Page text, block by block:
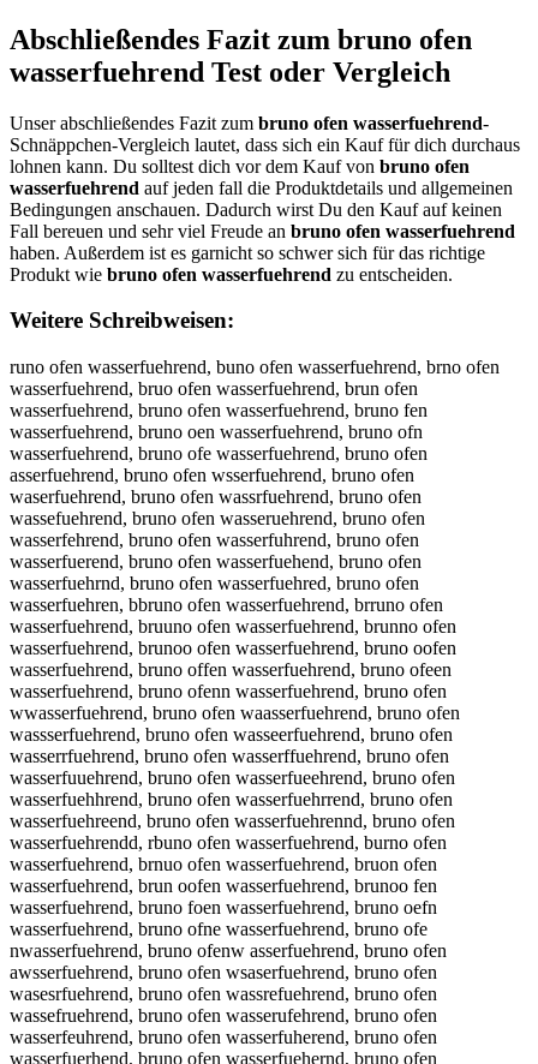
Abschließendes Fazit zum bruno ofen
wasserfuehrend Test oder Vergleich
Unser abschließendes Fazit zum bruno ofen wasserfuehrend-
Schnäppchen-Vergleich lautet, dass sich ein Kauf für dich durchaus
lohnen kann. Du solltest dich vor dem Kauf von bruno ofen
wasserfuehrend auf jeden fall die Produktdetails und allgemeinen
Bedingungen anschauen. Dadurch wirst Du den Kauf auf keinen
Fall bereuen und sehr viel Freude an bruno ofen wasserfuehrend
haben. Außerdem ist es garnicht so schwer sich für das richtige
Produkt wie bruno ofen wasserfuehrend zu entscheiden.
Weitere Schreibweisen:
runo ofen wasserfuehrend, buno ofen wasserfuehrend, brno ofen wasserfuehrend, bruo ofen wasserfuehrend, brun ofen wasserfuehrend, bruno ofen wasserfuehrend, bruno fen wasserfuehrend, bruno oen wasserfuehrend, bruno ofn wasserfuehrend, bruno ofe wasserfuehrend, bruno ofen asserfuehrend, bruno ofen wsserfuehrend, bruno ofen waserfuehrend, bruno ofen wassrfuehrend, bruno ofen wassefuehrend, bruno ofen wasseruehrend, bruno ofen wasserfehrend, bruno ofen wasserfuhrend, bruno ofen wasserfuerend, bruno ofen wasserfuehend, bruno ofen wasserfuehrnd, bruno ofen wasserfuehred, bruno ofen wasserfuehren, bbruno ofen wasserfuehrend, brruno ofen wasserfuehrend, bruuno ofen wasserfuehrend, brunno ofen wasserfuehrend, brunoo ofen wasserfuehrend, bruno oofen wasserfuehrend, bruno offen wasserfuehrend, bruno ofeen wasserfuehrend, bruno ofenn wasserfuehrend, bruno ofen wwasserfuehrend, bruno ofen waasserfuehrend, bruno ofen wassserfuehrend, bruno ofen wasseerfuehrend, bruno ofen wasserrfuehrend, bruno ofen wasserffuehrend, bruno ofen wasserfuuehrend, bruno ofen wasserfueehrend, bruno ofen wasserfuehhrend, bruno ofen wasserfuehrrend, bruno ofen wasserfuehreend, bruno ofen wasserfuehrennd, bruno ofen wasserfuehrendd, rbuno ofen wasserfuehrend, burno ofen wasserfuehrend, brnuo ofen wasserfuehrend, bruon ofen wasserfuehrend, brun oofen wasserfuehrend, brunoo fen wasserfuehrend, bruno foen wasserfuehrend, bruno oefn wasserfuehrend, bruno ofne wasserfuehrend, bruno ofe nwasserfuehrend, bruno ofenw asserfuehrend, bruno ofen awsserfuehrend, bruno ofen wsaserfuehrend, bruno ofen wasesrfuehrend, bruno ofen wassrefuehrend, bruno ofen wassefruehrend, bruno ofen wasserufehrend, bruno ofen wasserfeuhrend, bruno ofen wasserfuherend, bruno ofen wasserfuerhend, bruno ofen wasserfuehernd, bruno ofen wasserfuehrned, bruno ofen wasserfuehredn, brunoofen wasserfuehrend, bruno ofenwasserfuehrend, runo ofen wasserfuehrend, vruno ofen wasserfuehrend, fruno ofen wasserfuehrend, gruno ofen wasserfuehrend, hruno ofen wasserfuehrend, nruno ofen wasserfuehrend, beuno ofen wasserfuehrend, bduno ofen wasserfuehrend, bfuno ofen wasserfuehrend, bguno ofen wasserfuehrend, btuno ofen wasserfuehrend, b4uno ofen wasserfuehrend, b5uno ofen wasserfuehrend, bryno ofen wasserfuehrend, brhno ofen wasserfuehrend, brjno ofen wasserfuehrend, brkno ofen wasserfuehrend, brino ofen wasserfuehrend, br7no ofen wasserfuehrend, br8no ofen wasserfuehrend, bru o ofen wasserfuehrend, brubo ofen wasserfuehrend, brugo ofen wasserfuehrend, bruho ofen wasserfuehrend, brujo ofen wasserfuehrend, brumo ofen wasserfuehrend, bruni ofen wasserfuehrend, brunk ofen wasserfuehrend, brunl ofen wasserfuehrend, brunp ofen wasserfuehrend, brun9 ofen wasserfuehrend, brun0 ofen wasserfuehrend, bruno ifen wasserfuehrend, bruno kfen wasserfuehrend, bruno lfen wasserfuehrend, bruno pfen wasserfuehrend, bruno 9fen wasserfuehrend, bruno 0fen wasserfuehrend, bruno ocen wasserfuehrend, bruno oden wasserfuehrend, bruno oeen wasserfuehrend, bruno oren wasserfuehrend, bruno oten wasserfuehrend, bruno ogen wasserfuehrend, bruno oben wasserfuehrend, bruno oven wasserfuehrend, bruno ofwn wasserfuehrend, bruno ofsn wasserfuehrend, bruno ofdn wasserfuehrend, bruno offn wasserfuehrend, bruno ofrn wasserfuehrend, bruno of3n wasserfuehrend, bruno of4n wasserfuehrend, bruno ofe wasserfuehrend, bruno ofeb wasserfuehrend, bruno ofeg wasserfuehrend, bruno ofeh wasserfuehrend, bruno ofej wasserfuehrend, bruno ofem wasserfuehrend, bruno ofen qasserfuehrend, bruno ofen aasserfuehrend, bruno ofen sasserfuehrend, bruno ofen dasserfuehrend, bruno ofen easserfuehrend, bruno ofen 1asserfuehrend, bruno ofen 2asserfuehrend, bruno ofen wqsserfuehrend, bruno ofen wwsserfuehrend, bruno ofen wzsserfuehrend, bruno ofen wxsserfuehrend, bruno ofen waqserfuehrend, bruno ofen wawserfuehrend, bruno ofen waeserfuehrend, bruno ofen wazserfuehrend, bruno ofen waxserfuehrend, bruno ofen wacserfuehrend, bruno ofen wasqerfuehrend, bruno ofen waswerfuehrend, bruno ofen waseerfuehrend, bruno ofen waszerfuehrend, bruno ofen wasxerfuehrend, bruno ofen wascerfuehrend, bruno ofen wasswrfuehrend, bruno ofen wasssrfuehrend, bruno ofen wassdrfuehrend, bruno ofen wassfrfuehrend, bruno ofen wassrrfuehrend, bruno ofen wass3rfuehrend, bruno ofen wass4rfuehrend, bruno ofen wasseefuehrend, bruno ofen wassedfuehrend, bruno ofen wasseffuehrend, bruno ofen wassegfuehrend, bruno ofen wassetfuehrend, bruno ofen wasse4fuehrend, bruno ofen wasse5fuehrend, bruno ofen wassercuehrend, bruno ofen wasserduehrend, bruno ofen wassereuehrend, bruno ofen wasserruehrend, bruno ofen wassertuehrend, bruno ofen wasserguehrend, bruno ofen wasserbuehrend, bruno ofen wasservuehrend, bruno ofen wasserfyehrend, bruno ofen wasserfhehrend, bruno ofen wasserfjehrend, bruno ofen wasserfkehrend, bruno ofen wasserfiehrend, bruno ofen wasserf7ehrend, bruno ofen wasserf8ehrend, bruno ofen wasserfuwhrend, bruno ofen wasserfushrend, bruno ofen wasserfudhrend, bruno ofen wasserfufhrend, bruno ofen wasserfurhrend, bruno ofen wasserfu3hrend, bruno ofen wasserfu4hrend, bruno ofen wasserfuebrend, bruno ofen wasserfuegrend, bruno ofen wasserfuetrend, bruno ofen wasserfueyrend, bruno ofen wasserfueurend, bruno ofen wasserfuejrend, bruno ofen wasserfuemrend, bruno ofen wasserfuenrend, bruno ofen wasserfueheend, bruno ofen wasserfuehdend, bruno ofen wasserfuehfend, bruno ofen wasserfuehgend, bruno ofen wasserfuehtend, bruno ofen wasserfueh4end, bruno ofen wasserfueh5end, bruno ofen wasserfuehrwnd, bruno ofen wasserfuehrsnd, bruno ofen wasserfuehrdnd, bruno ofen wasserfuehrfnd, bruno ofen wasserfuehrrnd, bruno ofen wasserfuehr3nd, bruno ofen wasserfuehr4nd, bruno ofen wasserfuehre d, bruno ofen wasserfuehrebd, bruno ofen wasserfuehregd, bruno ofen wasserfuehrehd, bruno ofen wasserfuehrejd, bruno ofen wasserfuehremd, bruno ofen wasserfuehrenx, bruno ofen wasserfuehrens, bruno ofen wasserfuehrenw, bruno ofen wasserfuehrene, bruno ofen wasserfuehrenr, bruno ofen wasserfuehrenf, bruno ofen wasserfuehrenv, bruno ofen wasserfuehrenc, bruno ofen wasserfuehrend, b runo ofen wasserfuehrend, vbruno ofen wasserfuehrend, bvruno ofen wasserfuehrend, fbruno ofen wasserfuehrend, bfruno ofen wasserfuehrend, gbruno ofen wasserfuehrend, bgruno ofen wasserfuehrend, hbruno ofen wasserfuehrend, bhruno ofen wasserfuehrend, nbruno ofen wasserfuehrend, bnruno ofen wasserfuehrend, beruno ofen wasserfuehrend, breuno ofen wasserfuehrend, bdruno ofen wasserfuehrend, brduno ofen wasserfuehrend, brfuno ofen wasserfuehrend, brguno ofen wasserfuehrend, btruno ofen wasserfuehrend, brtuno ofen wasserfuehrend, b4runo ofen wasserfuehrend, br4uno ofen wasserfuehrend, b5runo ofen wasserfuehrend, br5uno ofen wasserfuehrend, bryuno ofen wasserfuehrend, bruyno ofen wasserfuehrend, brhuno ofen wasserfuehrend, bruhno ofen wasserfuehrend, brjuno ofen wasserfuehrend, brujno ofen wasserfuehrend, brkuno ofen wasserfuehrend, brukno ofen wasserfuehrend, briuno ofen wasserfuehrend, bruino ofen wasserfuehrend, br7uno ofen wasserfuehrend, bru7no ofen wasserfuehrend, br8uno ofen wasserfuehrend, bru8no ofen wasserfuehrend, bru no ofen wasserfuehrend, brun o ofen wasserfuehrend, brubno ofen wasserfuehrend, brunbo ofen wasserfuehrend, brugno ofen wasserfuehrend, brungo ofen wasserfuehrend, brunho ofen wasserfuehrend, brunjo ofen wasserfuehrend, brumno ofen wasserfuehrend, brunmo ofen wasserfuehrend, brunio ofen wasserfuehrend, brunoi ofen wasserfuehrend, brunko ofen wasserfuehrend, brunok ofen wasserfuehrend, brunlo ofen wasserfuehrend, brunol ofen wasserfuehrend, brunpo ofen wasserfuehrend, brunop ofen wasserfuehrend, brun9o ofen wasserfuehrend, bruno9 ofen wasserfuehrend, brun0o ofen wasserfuehrend, bruno0 ofen wasserfuehrend, bruno iofen wasserfuehrend, bruno oifen wasserfuehrend, bruno kofen wasserfuehrend, bruno okfen wasserfuehrend, bruno lofen wasserfuehrend, bruno olfen wasserfuehrend, bruno pofen wasserfuehrend, bruno opfen wasserfuehrend, bruno 9ofen wasserfuehrend, bruno o9fen wasserfuehrend, bruno 0ofen wasserfuehrend, bruno o0fen wasserfuehrend, bruno ocfen wasserfuehrend, bruno ofcen wasserfuehrend, bruno odfen wasserfuehrend, bruno ofden wasserfuehrend, bruno oefen wasserfuehrend, bruno orfen wasserfuehrend, bruno ofren wasserfuehrend, bruno otfen wasserfuehrend, bruno often wasserfuehrend, bruno ogfen wasserfuehrend, bruno ofgen wasserfuehrend, bruno obfen wasserfuehrend, bruno ofben wasserfuehrend, bruno ovfen wasserfuehrend, bruno ofven wasserfuehrend, bruno ofwen wasserfuehrend, bruno ofewn wasserfuehrend, bruno ofsen wasserfuehrend, bruno ofesn wasserfuehrend, bruno ofedn wasserfuehrend, bruno ofefn wasserfuehrend, bruno ofern wasserfuehrend, bruno of3en wasserfuehrend, bruno ofe3n wasserfuehrend, bruno of4en wasserfuehrend, bruno ofe4n wasserfuehrend, bruno ofe n wasserfuehrend, bruno ofen wasserfuehrend, bruno ofebn wasserfuehrend, bruno ofenb wasserfuehrend, bruno ofegn wasserfuehrend, bruno ofeng wasserfuehrend, bruno ofehn wasserfuehrend, bruno ofenh wasserfuehrend, bruno ofejn wasserfuehrend, bruno ofenj wasserfuehrend, bruno ofemn wasserfuehrend, bruno ofenm wasserfuehrend, bruno ofen qwasserfuehrend, bruno ofen wqasserfuehrend, bruno ofen awasserfuehrend, bruno ofen swasserfuehrend, bruno ofen wsasserfuehrend, bruno ofen dwasserfuehrend, bruno ofen wdasserfuehrend, bruno ofen ewasserfuehrend, bruno ofen weasserfuehrend, bruno ofen 1wasserfuehrend, bruno ofen w1asserfuehrend, bruno ofen 2wasserfuehrend, bruno ofen w2asserfuehrend, bruno ofen waqsserfuehrend, bruno ofen wawsserfuehrend, bruno ofen wzasserfuehrend, bruno ofen wazsserfuehrend, bruno ofen wxasserfuehrend, bruno ofen waxsserfuehrend, bruno ofen wasqserfuehrend, bruno ofen waswserfuehrend, bruno ofen waesserfuehrend, bruno ofen waseserfuehrend, bruno ofen waszserfuehrend, bruno ofen wasxserfuehrend, bruno ofen wacsserfuehrend, bruno ofen wascserfuehrend, bruno ofen wassqerfuehrend, bruno ofen wasswerfuehrend, bruno ofen wasszerfuehrend, bruno ofen wassxerfuehrend, bruno